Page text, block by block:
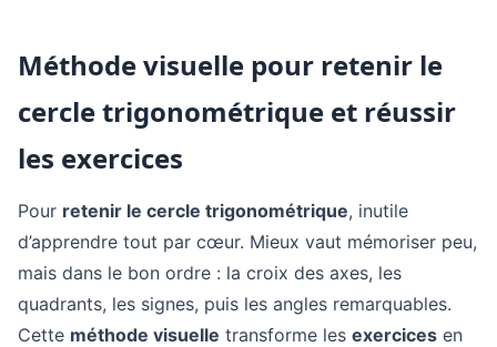
Méthode visuelle pour retenir le
cercle trigonométrique et réussir
les exercices
Pour retenir le cercle trigonométrique, inutile
d’apprendre tout par cœur. Mieux vaut mémoriser peu,
mais dans le bon ordre : la croix des axes, les
quadrants, les signes, puis les angles remarquables.
Cette méthode visuelle transforme les exercices en